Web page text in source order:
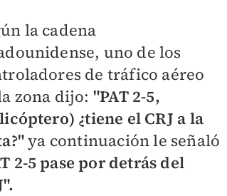
la cadena
uno de los
de tráfico aéreo
zona dijo: "PAT 2-5,
¿tiene el CRJ a la
ya continuación le señaló
2-5 pase por detrás del